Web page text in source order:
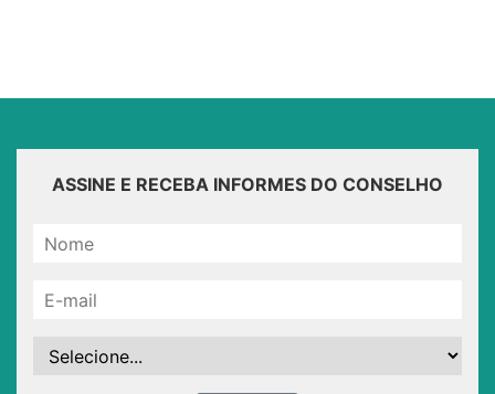
ASSINE E RECEBA INFORMES DO CONSELHO